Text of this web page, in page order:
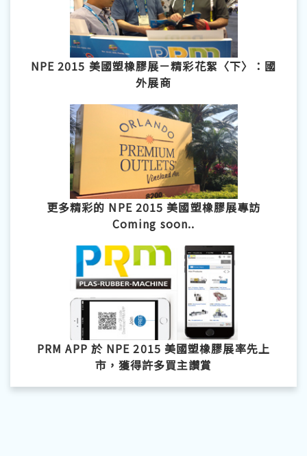
NPE 2015 美國塑橡膠展－精彩花絮〈下〉：國
外展商
更多精彩的 NPE 2015 美國塑橡膠展專訪
Coming soon..
PRM APP 於 NPE 2015 美國塑橡膠展率先上
市，獲得許多買主讚賞